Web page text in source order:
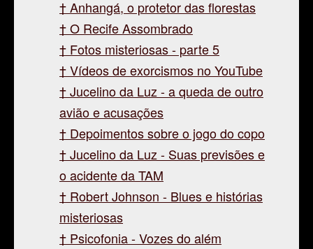
Anhangá, o protetor das florestas
O Recife Assombrado
Fotos misteriosas - parte 5
Vídeos de exorcismos no YouTube
Jucelino da Luz - a queda de outro
avião e acusações
Depoimentos sobre o jogo do copo
Jucelino da Luz - Suas previsões e
o acidente da TAM
Robert Johnson - Blues e histórias
misteriosas
Psicofonia - Vozes do além